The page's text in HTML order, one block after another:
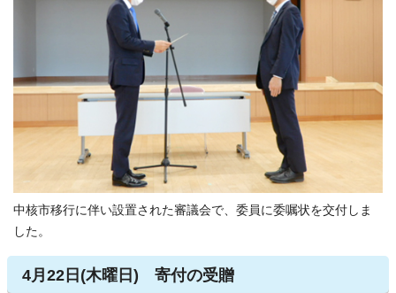
中核市移行に伴い設置された審議会で、委員に委嘱状を交付しま
した。
4月22日(木曜日) 寄付の受贈